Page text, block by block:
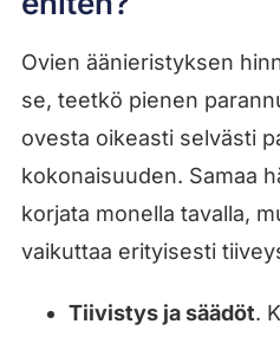
Ovien äänieristyksen
se, teetkö pienen
ovesta oikeasti selvästi
kokonaisuuden. Samaa
korjata monella tavalla,
vaikuttaa erityisesti
Tiivistys ja säädöt.